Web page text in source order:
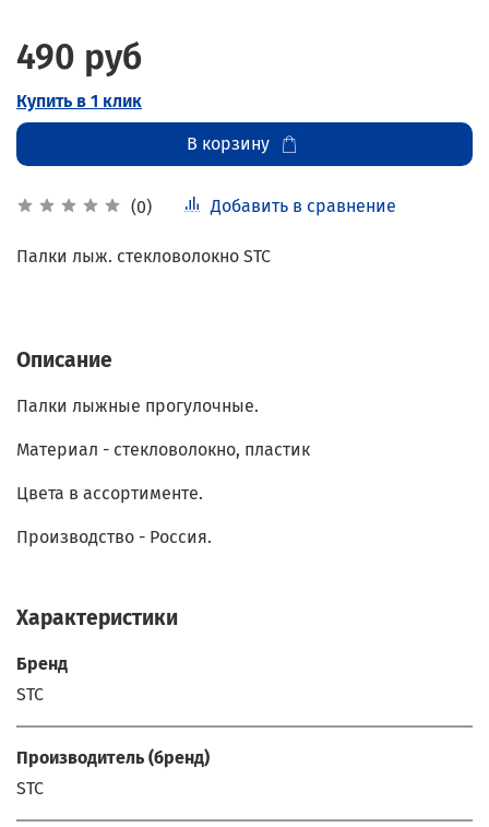
(0) Добавить в сравнение
490 руб
Купить в 1 клик
В корзину
Палки лыж. стекловолокно STC
Описание
Палки лыжные прогулочные.
Материал - стекловолокно, пластик
Цвета в ассортименте.
Производство - Россия.
Характеристики
Бренд
STC
Производитель (бренд)
STC